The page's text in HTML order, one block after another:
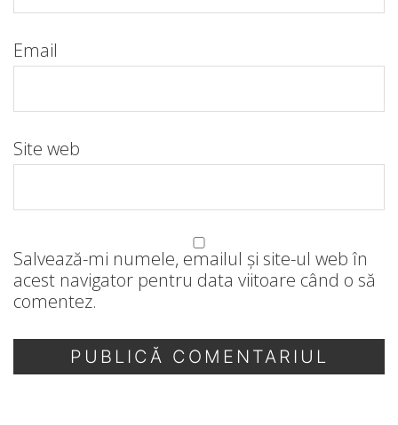
Email
Site web
Salvează-mi numele, emailul și site-ul web în
acest navigator pentru data viitoare când o să
comentez.